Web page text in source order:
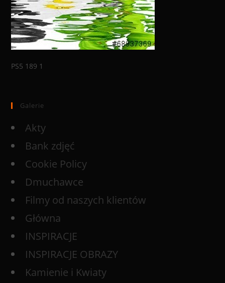
PS5 189 1
Galerie
Akty
Bank zdjęć
Cookie Policy
Dmuchawce
Filmy od naszych klientów
Główna
INSPIRACJE
INSPIRACJE OBRAZY
Kamienie i Kwiaty